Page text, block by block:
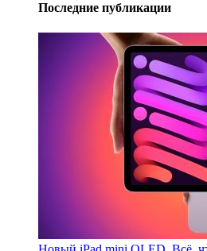
Последние публикации